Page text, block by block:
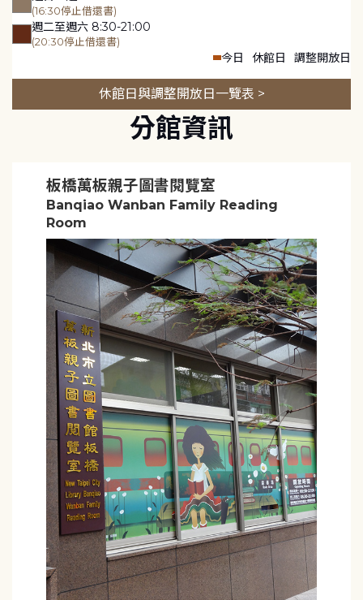
(16:30停止借還書)
週二至週六 8:30-21:00
(20:30停止借還書)
今日 休館日 調整開放日
休館日與調整開放日一覽表 >
分館資訊
板橋萬板親子圖書閱覽室
Banqiao Wanban Family Reading
Room